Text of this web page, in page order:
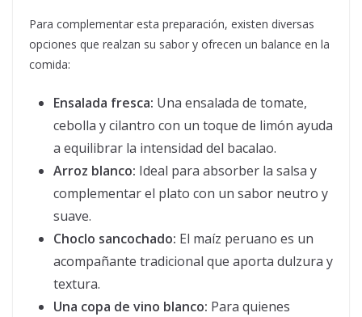
Para complementar esta preparación, existen diversas
opciones que realzan su sabor y ofrecen un balance en la
comida:
Ensalada fresca: Una ensalada de tomate,
cebolla y cilantro con un toque de limón ayuda
a equilibrar la intensidad del bacalao.
Arroz blanco: Ideal para absorber la salsa y
complementar el plato con un sabor neutro y
suave.
Choclo sancochado: El maíz peruano es un
acompañante tradicional que aporta dulzura y
textura.
Una copa de vino blanco: Para quienes